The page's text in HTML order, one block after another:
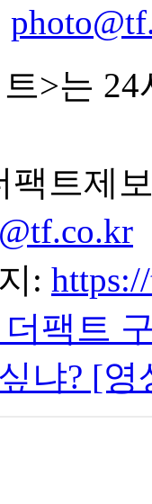
>는
팩트제
:
더팩트
냐? [